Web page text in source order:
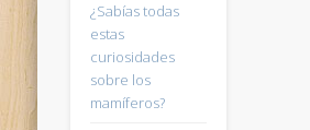
¿Sabías todas
estas
curiosidades
sobre los
mamíferos?